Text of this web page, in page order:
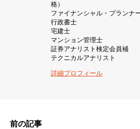
格）
ファイナンシャル・プランナ
行政書士
宅建士
マンション管理士
証券アナリスト検定会員補
テクニカルアナリスト
詳細プロフィール
前の記事